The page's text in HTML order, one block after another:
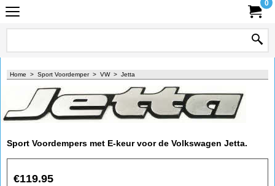
0
Home > Sport Voordemper> VW> Jetta
Sport Voordempers met E-keur voor de Volkswagen Jetta.
€119.95